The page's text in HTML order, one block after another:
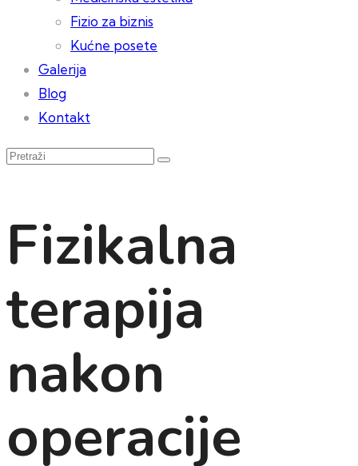
Fizio za biznis
Kućne posete
Galerija
Blog
Kontakt
Fizikalna
terapija
nakon
operacije